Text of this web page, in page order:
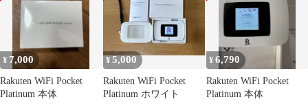
¥ 7,000
Rakuten WiFi Pocket
Platinum 本体
¥5,000
Rakuten WiFi Pocket
Platinum ホワイト
¥6,790
Rakuten WiFi Pocket
Platinum 本体